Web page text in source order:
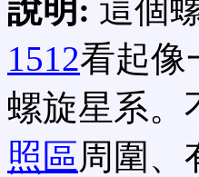
說明: 這個
1512看起像
螺旋星系。
照區周圍、